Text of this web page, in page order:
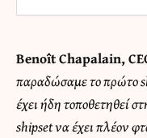
Benoît Chapalain,
παραδώσαμε το πρώτο
έχει ήδη τοποθετηθεί
shipset να έχει πλέον